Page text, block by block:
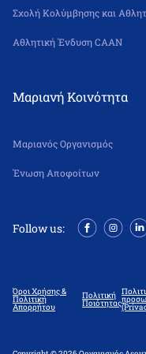
Σχολή Κολύμβησης και
Αθλητική Ένδυση CAAN
Μαριανή Κοινότητα
Μαριανός Οργανισμός
Ένωση Αποφοίτων
Follow us:
Όροι Χρήσης &
Πολιτική
Απορρήτου
Πολιτική
Ποιότητας